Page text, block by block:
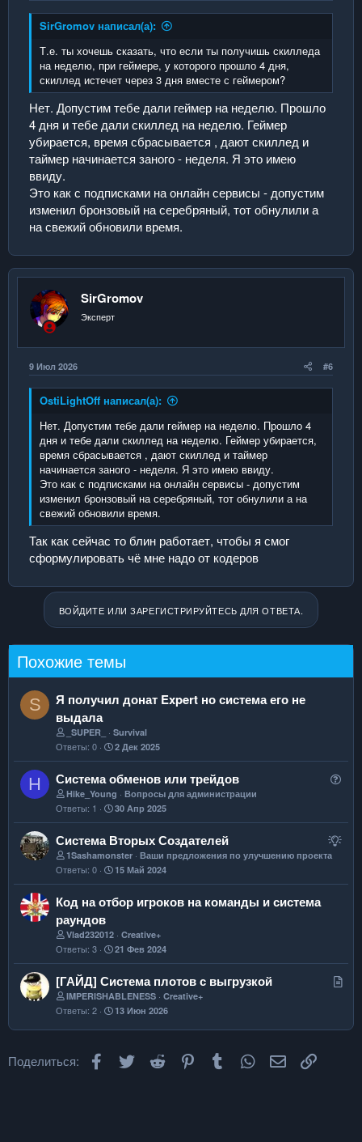
SirGromov написал(а):
Т.е. ты хочешь сказать, что если ты получишь скилледа
на неделю, при геймере, у которого прошло 4 дня,
скиллед истечет через 3 дня вместе с геймером?
Нет. Допустим тебе дали геймер на неделю. Прошло
4 дня и тебе дали скиллед на неделю. Геймер
убирается, время сбрасывается , дают скиллед и
таймер начинается заного - неделя. Я это имею
ввиду.
Это как с подписками на онлайн сервисы - допустим
изменил бронзовый на серебряный, тот обнулили а
на свежий обновили время.
SirGromov
Эксперт
9 Июл 2026 #6
OstiLightOff написал(а):
Нет. Допустим тебе дали геймер на неделю. Прошло 4
дня и тебе дали скиллед на неделю. Геймер убирается,
время сбрасывается , дают скиллед и таймер
начинается заного - неделя. Я это имею ввиду.
Это как с подписками на онлайн сервисы - допустим
изменил бронзовый на серебряный, тот обнулили а на
свежий обновили время.
Так как сейчас то блин работает, чтобы я смог
сформулировать чё мне надо от кодеров
ВОЙДИТЕ ИЛИ ЗАРЕГИСТРИРУЙТЕСЬ ДЛЯ ОТВЕТА.
Похожие темы
S
Я получил донат Expert но система его не
выдала
_SUPER_ Survival
Ответы 0 2 Дек 2025
H
р
о
Система обменов или трейдов
Hike_Young Вопросы для администрации
Ответы 1 30 Апр 2025
П
д
н
и
Система Вторых Создателей
1Sashamonster Ваши предложения по улучшению проекта
Ответы 0 15 Май 2024
Код на отбор игроков на команды и система
раундов
Vlad232012 Creative+
Ответы 3 21 Фев 2024
С
т
[ГАЙД] Система плотов с выгрузкой
IMPERISHABLENESS Creative+
Ответы 2 13 Июн 2026
Поделиться: Facebook
Twitter Reddit PinterestTumblr WhatsApp